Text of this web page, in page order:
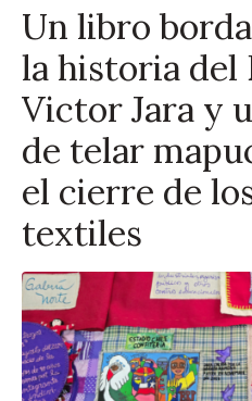
Un libro
la historia del
Victor Jara y
de telar
el cierre de
textiles